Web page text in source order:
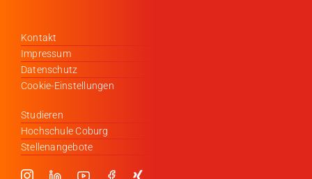
Kontakt
Impressum
Datenschutz
Cookie-Einstellungen
Studieren
Hochschule Coburg
Stellenangebote